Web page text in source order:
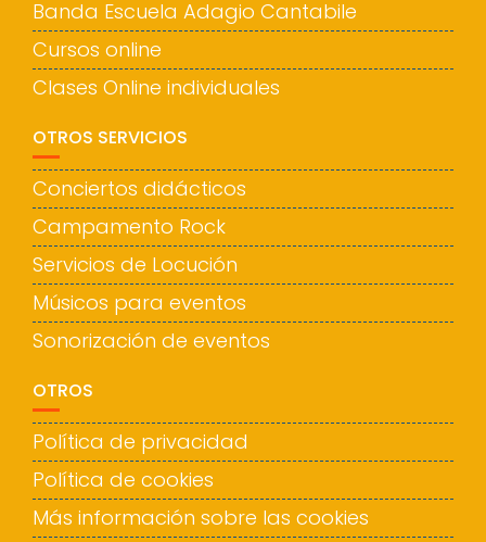
Banda Escuela Adagio Cantabile
Cursos online
Clases Online individuales
OTROS SERVICIOS
Conciertos didácticos
Campamento Rock
Servicios de Locución
Músicos para eventos
Sonorización de eventos
OTROS
Política de privacidad
Política de cookies
Más información sobre las cookies